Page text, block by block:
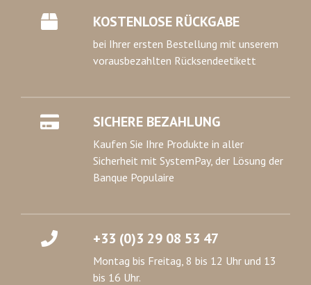
KOSTENLOSE RÜCKGABE
bei Ihrer ersten Bestellung mit unserem
vorausbezahlten Rücksendeetikett
SICHERE BEZAHLUNG
Kaufen Sie Ihre Produkte in aller
Sicherheit mit SystemPay, der Lösung der
Banque Populaire
+33 (0)3 29 08 53 47
Montag bis Freitag, 8 bis 12 Uhr und 13
bis 16 Uhr.